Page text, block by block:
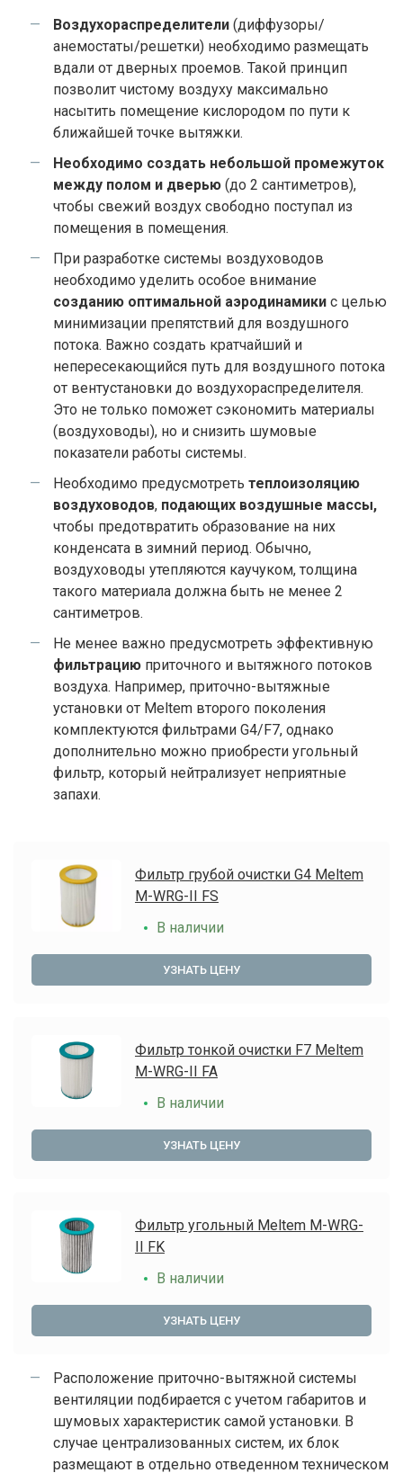
Воздухораспределители (диффузоры/
анемостаты/решетки) необходимо размещать
вдали от дверных проемов. Такой принцип
позволит чистому воздуху максимально
насытить помещение кислородом по пути к
ближайшей точке вытяжки.
Необходимо создать небольшой промежуток
между полом и дверью (до 2 сантиметров),
чтобы свежий воздух свободно поступал из
помещения в помещения.
При разработке системы воздуховодов
необходимо уделить особое внимание
созданию оптимальной аэродинамики с целью
минимизации препятствий для воздушного
потока. Важно создать кратчайший и
непересекающийся путь для воздушного потока
от вентустановки до воздухораспределителя.
Это не только поможет сэкономить материалы
(воздуховоды), но и снизить шумовые
показатели работы системы.
Необходимо предусмотреть теплоизоляцию
воздуховодов, подающих воздушные массы,
чтобы предотвратить образование на них
конденсата в зимний период. Обычно,
воздуховоды утепляются каучуком, толщина
такого материала должна быть не менее 2
сантиметров.
Не менее важно предусмотреть эффективную
фильтрацию приточного и вытяжного потоков
воздуха. Например, приточно-вытяжные
установки от Meltem второго поколения
комплектуются фильтрами G4/F7, однако
дополнительно можно приобрести угольный
фильтр, который нейтрализует неприятные
запахи.
Фильтр грубой очистки G4 Meltem
M-WRG-II FS
В наличии
УЗНАТЬ ЦЕНУ
Фильтр тонкой очистки F7 Meltem
M-WRG-II FA
В наличии
УЗНАТЬ ЦЕНУ
Фильтр угольный Meltem M-WRG-
II FK
В наличии
УЗНАТЬ ЦЕНУ
Расположение приточно-вытяжной системы
вентиляции подбирается с учетом габаритов и
шумовых характеристик самой установки. В
случае централизованных систем, их блок
размещают в отдельно отведенном техническом